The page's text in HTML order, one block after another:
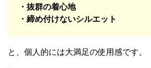
・抜群の着心地
・締め付けないシルエット
と、個人的には大満足の使用感です。